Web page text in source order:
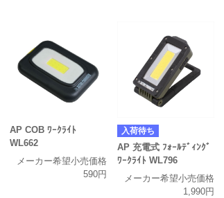
AP COB ﾜｰｸﾗｲﾄ
WL662
メーカー希望小売価格
590円
入荷待ち
AP 充電式 ﾌｫｰﾙﾃﾞｨﾝｸﾞ
ﾜｰｸﾗｲﾄ WL796
メーカー希望小売価格
1,990円